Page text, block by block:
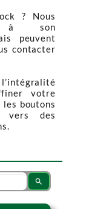
? Nous
à son
peuvent
contacter
l’intégralité
votre
les boutons
vers des
search